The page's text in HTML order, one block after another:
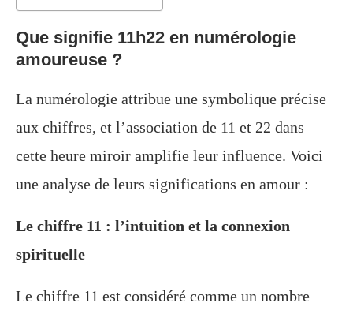
Que signifie 11h22 en numérologie
amoureuse ?
La numérologie attribue une symbolique précise
aux chiffres, et l’association de 11 et 22 dans
cette heure miroir amplifie leur influence. Voici
une analyse de leurs significations en amour :
Le chiffre 11 : l’intuition et la connexion
spirituelle
Le chiffre 11 est considéré comme un nombre